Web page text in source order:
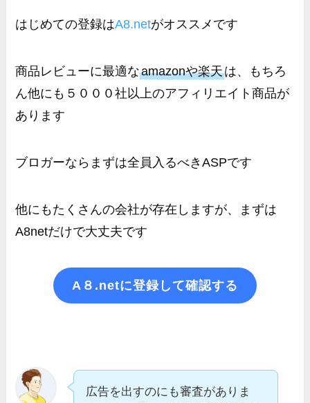
はじめての登録はA8.netがオススメです
商品レビューに最適なamazonや楽天は、もちろ
ん他にも５０００社以上のアフィリエイト商品が
あります
ブロガーならまずは全員入るべきASPです
他にもたくさんの会社が存在しますが、まずは
A8netだけで大丈夫です
A８.netに登録して確認する
広告を出すのにも審査がありま